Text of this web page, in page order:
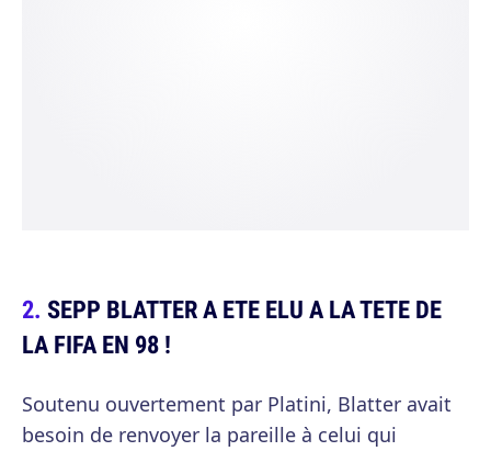
SEPP BLATTER A ETE ELU A LA TETE DE
LA FIFA EN 98 !
Soutenu ouvertement par Platini, Blatter avait
besoin de renvoyer la pareille à celui qui